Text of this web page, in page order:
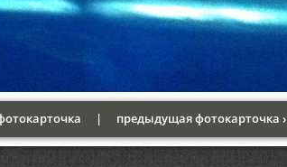
| предыдущая фотокарточка ›